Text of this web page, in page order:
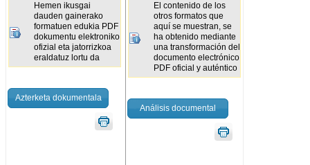
Hemen ikusgai
dauden gainerako
formatuen edukia PDF
dokumentu elektroniko
ofizial eta jatorrizkoa
eraldatuz lortu da
Azterketa dokumentala
El contenido de los
otros formatos que
aquí se muestran, se
ha obtenido mediante
una transformación del
documento electrónico
PDF oficial y auténtico
Análisis documental